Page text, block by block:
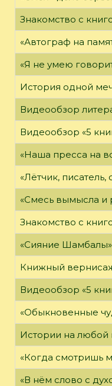
Знакомство с
«Автограф на
«Я не умею
История одной
Видеообзор
Видеообзор «5
«Наша пресса на
«Лётчик, писатель,
«Смесь вымысла и
Знакомство с
«Сияние Шамбалы»
Книжный
Видеообзор «5
«Обыкновенные
Истории на любой
«Когда смотришь
«В нём слово с